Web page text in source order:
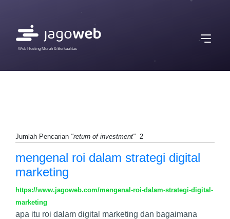
Web Hosting Murah & Berkualitas
Jumlah Pencarian "return of investment" 2
mengenal roi dalam strategi digital
marketing
https://www.jagoweb.com/mengenal-roi-dalam-strategi-digital-
marketing
apa itu roi dalam digital marketing dan bagaimana